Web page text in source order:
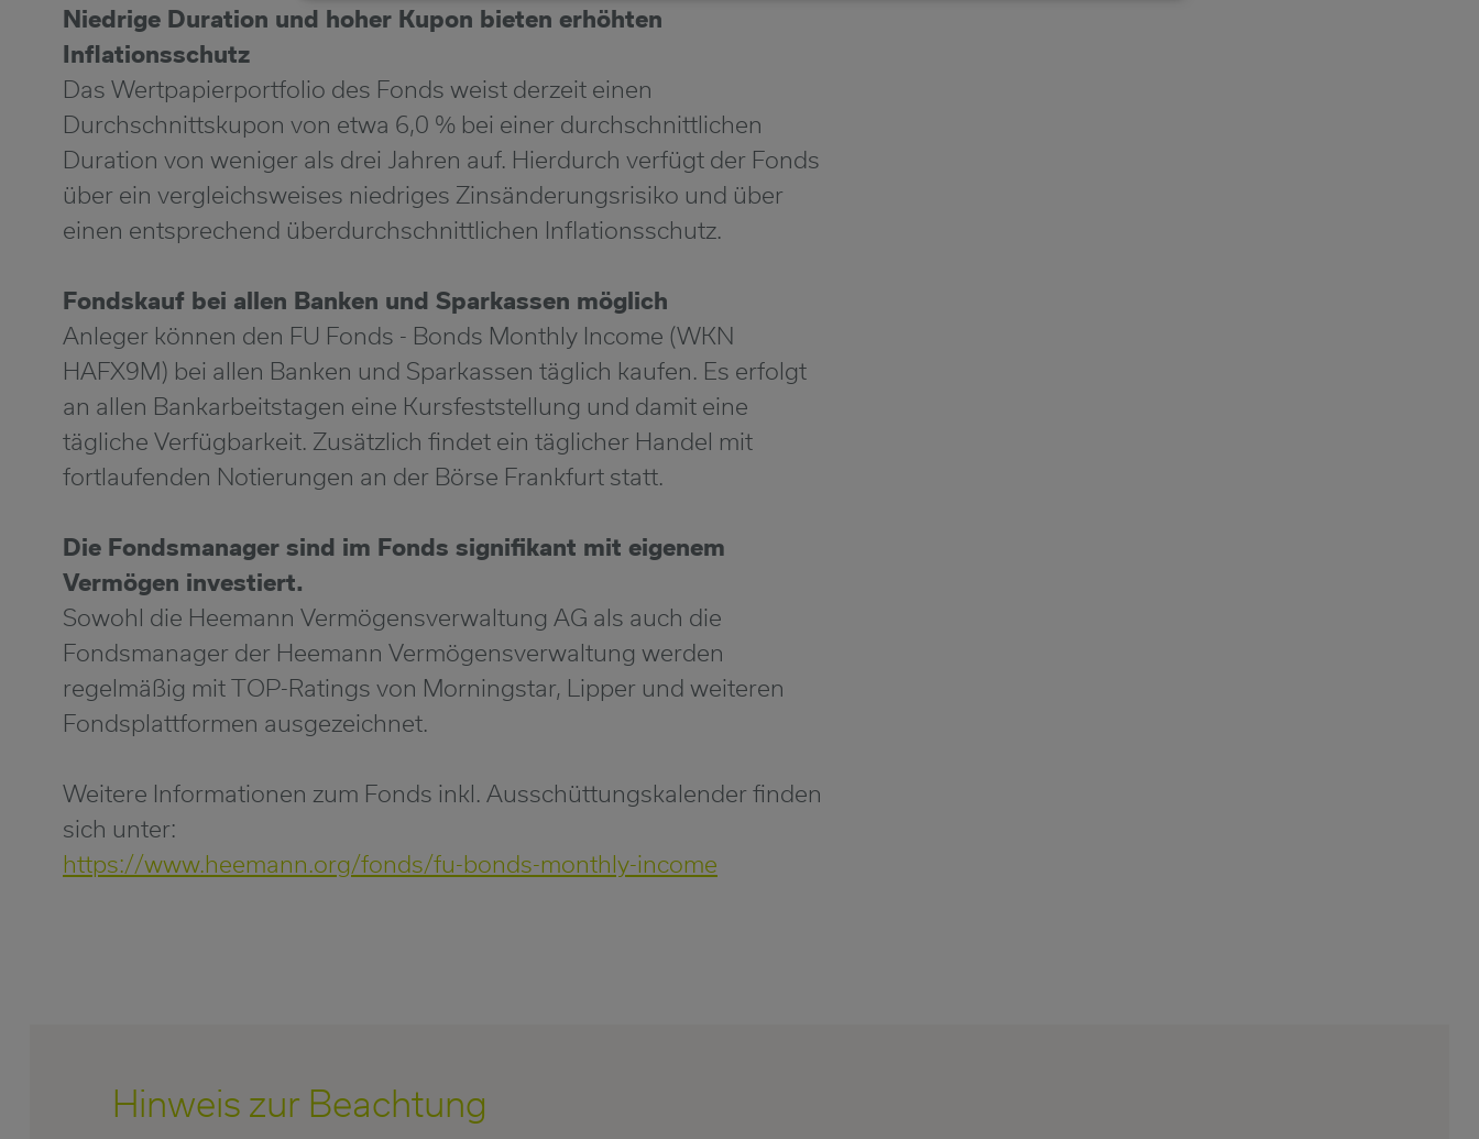
Niedrige Duration und hoher Kupon bieten erhöhten
Inflationsschutz
Das Wertpapierportfolio des Fonds weist derzeit einen
Durchschnittskupon von etwa 6,0 % bei einer durchschnittlichen
Duration von weniger als drei Jahren auf. Hierdurch verfügt der Fonds
über ein vergleichsweises niedriges Zinsänderungsrisiko und über
einen entsprechend überdurchschnittlichen Inflationsschutz.
Fondskauf bei allen Banken und Sparkassen möglich
Anleger können den FU Fonds - Bonds Monthly Income (WKN
HAFX9M) bei allen Banken und Sparkassen täglich kaufen. Es erfolgt
an allen Bankarbeitstagen eine Kursfeststellung und damit eine
tägliche Verfügbarkeit. Zusätzlich findet ein täglicher Handel mit
fortlaufenden Notierungen an der Börse Frankfurt statt.
Die Fondsmanager sind im Fonds signifikant mit eigenem
Vermögen investiert.
Sowohl die Heemann Vermögensverwaltung AG als auch die
Fondsmanager der Heemann Vermögensverwaltung werden
regelmäßig mit TOP-Ratings von Morningstar, Lipper und weiteren
Fondsplattformen ausgezeichnet.
Weitere Informationen zum Fonds inkl. Ausschüttungskalender finden
sich unter:
https://www.heemann.org/fonds/fu-bonds-monthly-income
Hinweis zur Beachtung